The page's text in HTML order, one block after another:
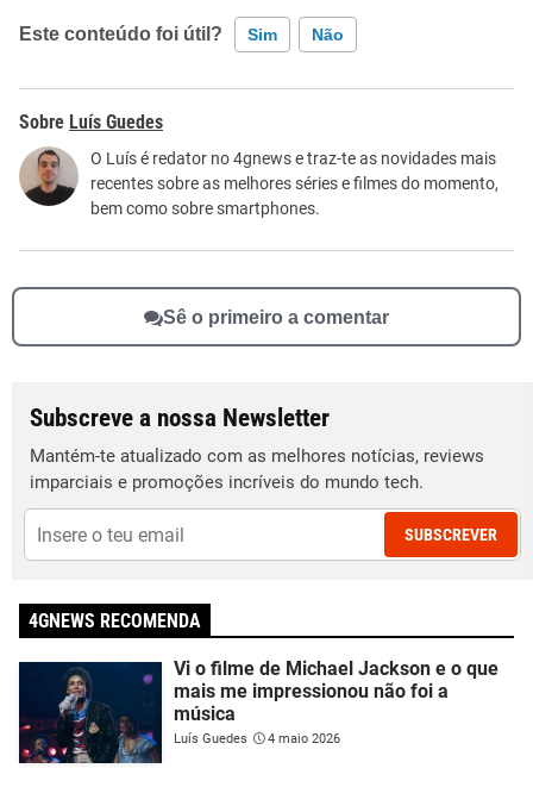
Este conteúdo foi útil? Sim Não
Este conteúdo contém informação incorreta
Este conteúdo não tem a informação que procuro
Outro
Luís Guedes
O Luís é redator no 4gnews e traz-te as novidades mais
recentes sobre as melhores séries e filmes do momento,
bem como sobre smartphones.
Sê o primeiro a comentar
Subscreve a nossa Newsletter
Mantém-te atualizado com as melhores notícias, reviews
imparciais e promoções incríveis do mundo tech.
SUBSCREVER
4GNEWS RECOMENDA
Vi o filme de Michael Jackson e o que
mais me impressionou não foi a
música
Luís Guedes 4 maio 2026